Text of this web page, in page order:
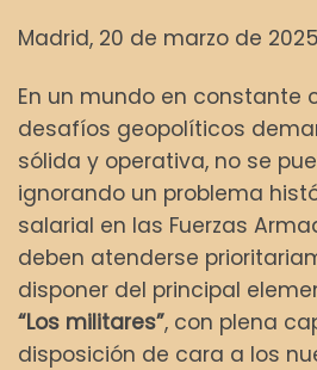
Madrid, 20 de marzo de
En un mundo en constante
desafíos geopolíticos
sólida y operativa, no se
ignorando un problema
salarial en las Fuerzas
deben atenderse
disponer del principal
“Los militares”, con plena
disposición de cara a los